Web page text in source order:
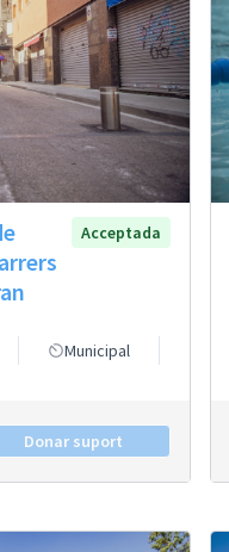
Acceptada
Municipal
Donar suport